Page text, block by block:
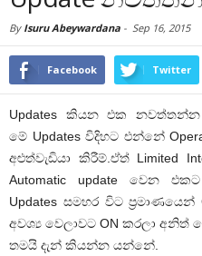
By Isuru Abeywardana - Sep 16, 2015
Facebook Twitter
Updates කියන එක
මේ Updates විදිහට එන්නේ
අළුත්වැඩියා කිරීම්.ඒත් Limited
Automatic update වෙන
Updates සමහර විට
අවශ්‍ය වෙලාවට ON කරලා අනිත්
තමයි දැන් කියන්න යන්නේ.